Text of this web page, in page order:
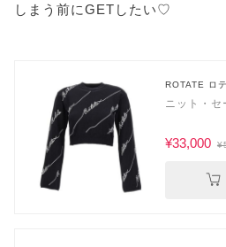
しまう前にGETしたい♡
ROTATE ロ
ニット・セ
¥33,000